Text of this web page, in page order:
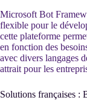
Microsoft Bot
flexible pour le
cette plateforme
en fonction des
avec divers langages
attrait pour les
Solutions françaises :